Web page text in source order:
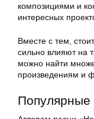
композициями и
интересных
Вместе с тем,
сильно влияют на
можно найти
произведениям и
Популярные